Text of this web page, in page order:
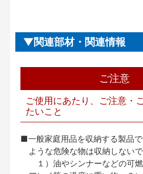
関連部材・関連情報
ご注意
ご使用にあたり、ご注意・
たいこと
■一般家庭用品を収納する製品
ような危険な物は収納しないで
１）油やシンナーなどの可